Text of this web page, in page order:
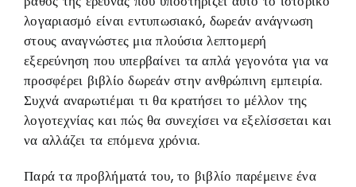
λογαριασμό είναι εντυπωσιακό, δωρεάν ανάγνωση
στους αναγνώστες μια πλούσια λεπτομερή
εξερεύνηση που υπερβαίνει τα απλά γεγονότα για να
προσφέρει βιβλίο δωρεάν στην ανθρώπινη εμπειρία.
Συχνά αναρωτιέμαι τι θα κρατήσει το μέλλον της
λογοτεχνίας και πώς θα συνεχίσει να εξελίσσεται και
να αλλάζει τα επόμενα χρόνια.
Παρά τα προβλήματά του, το βιβλίο παρέμεινε ένα